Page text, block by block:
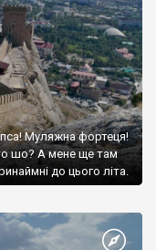
Муляжна фортеця!
шо? А мене ще там
до цього літа.